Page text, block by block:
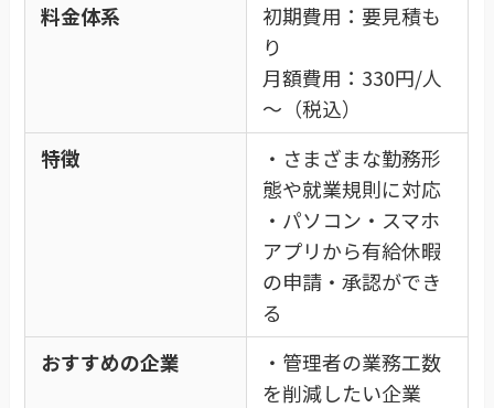
料金体系
初期費用：要見積も
り
月額費用：330円/人
～（税込）
特徴
・さまざまな勤務形
態や就業規則に対応​
・パソコン・スマホ
アプリから有給休暇
の申請・承認ができ
る
おすすめの企業
・管理者の業務工数
を削減したい企業